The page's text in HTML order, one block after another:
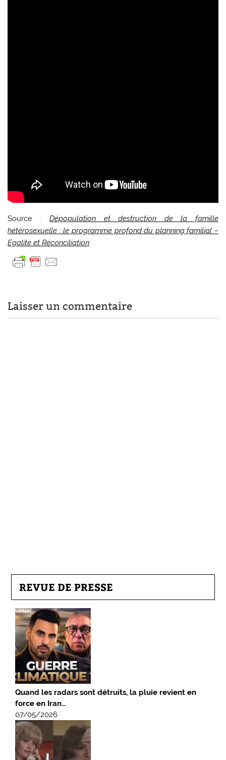
Source :Dépopulation et destruction de la famille
hétérosexuelle : le programme profond du planning familial –
Egalite et Réconciliation
Laisser un commentaire
REVUE DE PRESSE
Quand les radars sont détruits, la pluie revient en
force en Iran…
07/05/2026